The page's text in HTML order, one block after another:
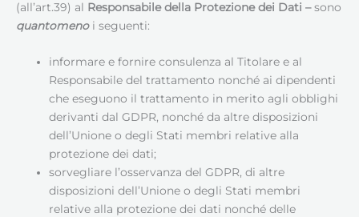
(all’art.39) al Responsabile della Protezione dei Dati –sono
quantomenoi seguenti:
informare e fornire consulenza al Titolare e al
Responsabile del trattamento nonché ai dipendenti
che eseguono il trattamento in merito agli obblighi
derivanti dal GDPR, nonché da altre disposizioni
dell’Unione o degli Stati membri relative alla
protezione dei dati;
sorvegliare l’osservanza del GDPR, di altre
disposizioni dell’Unione o degli Stati membri
relative alla protezione dei dati nonché delle